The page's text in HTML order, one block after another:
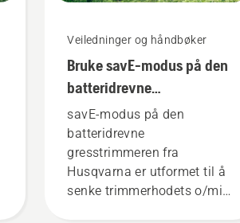
Veiledninger og håndbøker
Bruke savE-modus på den
batteridrevne
gresstrimmeren
savE-modus på den
batteridrevne
gresstrimmeren fra
Husqvarna er utformet til å
senke trimmerhodets o/min